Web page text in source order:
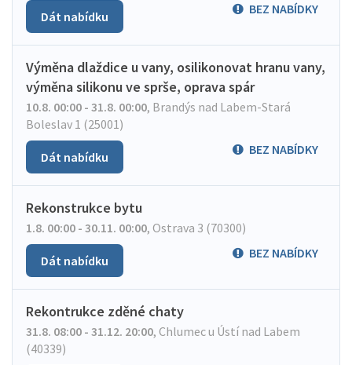
BEZ NABÍDKY
Dát nabídku
Výměna dlaždice u vany, osilikonovat hranu vany,
výměna silikonu ve sprše, oprava spár
10.8. 00:00 - 31.8. 00:00, Brandýs nad Labem-Stará
Boleslav 1 (25001)
BEZ NABÍDKY
Dát nabídku
Rekonstrukce bytu
1.8. 00:00 - 30.11. 00:00, Ostrava 3 (70300)
BEZ NABÍDKY
Dát nabídku
Rekontrukce zděné chaty
31.8. 08:00 - 31.12. 20:00, Chlumec u Ústí nad Labem
(40339)